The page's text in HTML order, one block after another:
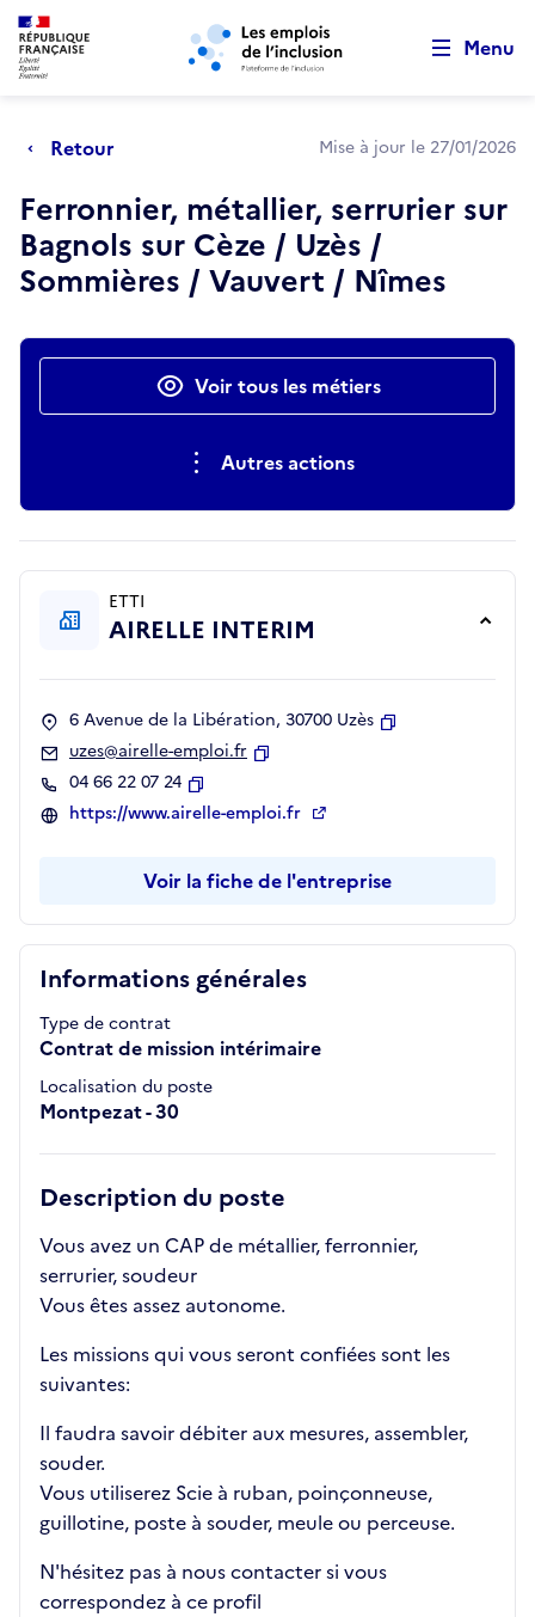
Aller au menu principal Aller au contenu principal
Menu
Retour Mise à jour le 27/01/2026
Ferronnier, métallier, serrurier sur
Bagnols sur Cèze / Uzès /
Sommières / Vauvert / Nîmes
Actions rapidesVoir tous les métiers
Autres actions
Informations générales
Type de contrat
Contrat de mission intérimaire
Localisation du poste
Montpezat - 30
Description du poste
Vous avez un CAP de métallier, ferronnier,
serrurier, soudeur
Vous êtes assez autonome.
Les missions qui vous seront confiées sont les
suivantes:
Il faudra savoir débiter aux mesures, assembler,
souder.
Vous utiliserez Scie à ruban, poinçonneuse,
guillotine, poste à souder, meule ou perceuse.
N'hésitez pas à nous contacter si vous
correspondez à ce profil
ETTI
AIRELLE INTERIM
6 Avenue de la Libération, 30700 Uzès
uzes@airelle-emploi.fr
04 66 22 07 24
Copier
https://www.airelle-emploi.fr
Voir la fiche de l'entreprise
Retour au début de la page
Panneau de gestion des cookies